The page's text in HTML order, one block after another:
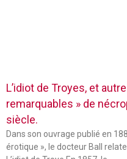
L’idiot de Troyes, et
remarquables » de
siècle.
Dans son ouvrage publié en
érotique », le docteur Ball